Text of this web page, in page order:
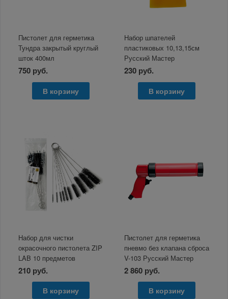
Пистолет для герметика
Тундра закрытый круглый
шток 400мл
750 руб.
В корзину
Набор шпателей
пластиковых 10,13,15см
Русский Мастер
230 руб.
В корзину
Набор для чистки
окрасочного пистолета ZIP
LAB 10 предметов
210 руб.
В корзину
Пистолет для герметика
пневмо без клапана сброса
V-103 Русский Мастер
2 860 руб.
В корзину